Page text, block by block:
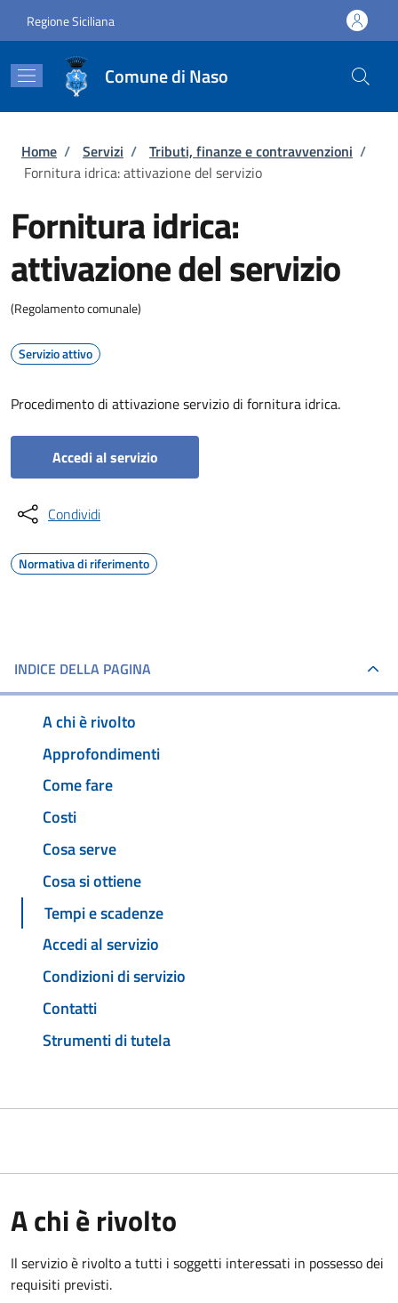
Regione Siciliana
Comune di Naso
Briciole di pane
Home / Servizi / Tributi, finanze e contravvenzioni /
Fornitura idrica: attivazione del servizio
Fornitura idrica:
attivazione del servizio
(Regolamento comunale)
Servizio attivo
Procedimento di attivazione servizio di fornitura idrica.
Accedi al servizio
Condividi
Normativa di riferimento
INDICE DELLA PAGINA
A chi è rivolto
Approfondimenti
Come fare
Costi
Cosa serve
Cosa si ottiene
Tempi e scadenze
Accedi al servizio
Condizioni di servizio
Contatti
Strumenti di tutela
A chi è rivolto
Il servizio è rivolto a tutti i soggetti interessati in possesso dei
requisiti previsti.